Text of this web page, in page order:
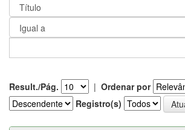
Result./Pág. | Ordenar por
Registro(s)